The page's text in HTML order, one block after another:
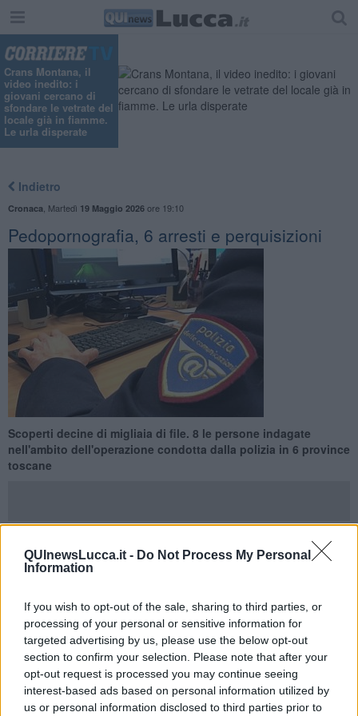
QUInewsLucca.it - Do Not Process My Personal
Information
If you wish to opt-out of the sale, sharing to third parties, or
processing of your personal or sensitive information for
targeted advertising by us, please use the below opt-out
section to confirm your selection. Please note that after your
opt-out request is processed you may continue seeing
interest-based ads based on personal information utilized by
us or personal information disclosed to third parties prior to
Crans Montana, il
video inedito: i
giovani cercano di
sfondare le vetrate del
locale già in fiamme.
Le urla disperate
Indietro
Cronaca Martedì 19 Maggio 2026ore 19:10
Pedopornografia, 6 arresti e perquisizioni
Scoperti decine di migliaia di file. 8 le persone indagate
nell'ambito dell'operazione condotta dalla polizia in 6 province
toscane
TOSCANA —E' di 6 arresti, 2 denunce a piede libero e 8
Le misure pre-cautelari, spiega una nota della Polizia di Stato, sono
scattate in seguito ad un'articolata indagine condotta dal centro
operativo per la sicurezza cibernetica per la Toscana e dalle
dipendenti sezioni operative, che ha riguardato la diffusione online
di contenuti multimediali realizzati con l’utilizzo di minori di 18 anni e
ha consentito di localizzare in Toscana tutti gli utenti coinvolti.